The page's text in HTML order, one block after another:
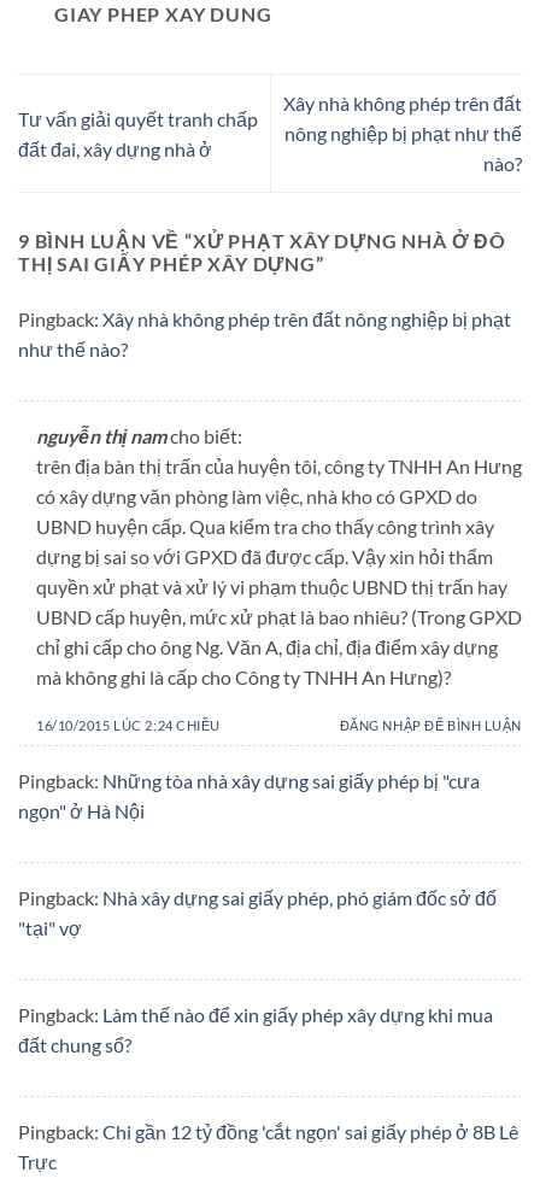
GIAY PHEP XAY DUNG
Tư vấn giải quyết tranh chấp
đất đai, xây dựng nhà ở
Xây nhà không phép trên đất
nông nghiệp bị phạt như thế
nào?
9 BÌNH LUẬN VỀ “XỬ PHẠT XÂY DỰNG NHÀ Ở ĐÔ
THỊ SAI GIẤY PHÉP XÂY DỰNG”
Pingback: Xây nhà không phép trên đất nông nghiệp bị phạt
như thế nào?
nguyễn thị namcho biết:
trên địa bàn thị trấn của huyện tôi, công ty TNHH An Hưng
có xây dựng văn phòng làm việc, nhà kho có GPXD do
UBND huyện cấp. Qua kiểm tra cho thấy công trình xây
dựng bị sai so với GPXD đã được cấp. Vậy xin hỏi thẩm
quyền xử phạt và xử lý vi phạm thuộc UBND thị trấn hay
UBND cấp huyện, mức xử phạt là bao nhiêu? (Trong GPXD
chỉ ghi cấp cho ông Ng. Văn A, địa chỉ, địa điểm xây dựng
mà không ghi là cấp cho Công ty TNHH An Hưng)?
16/10/2015 LÚC 2:24 CHIỀU ĐĂNG NHẬP ĐỂ BÌNH LUẬN
Pingback: Những tòa nhà xây dựng sai giấy phép bị "cưa
ngọn" ở Hà Nội
Pingback: Nhà xây dựng sai giấy phép, phó giám đốc sở đổ
"tại" vợ
Pingback: Làm thế nào để xin giấy phép xây dựng khi mua
đất chung sổ?
Pingback: Chi gần 12 tỷ đồng 'cắt ngọn' sai giấy phép ở 8B Lê
Trực